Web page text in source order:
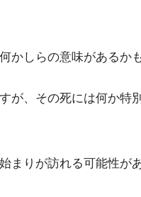
かしらの意味があるか
が、その死には何か特
まりが訪れる可能性が